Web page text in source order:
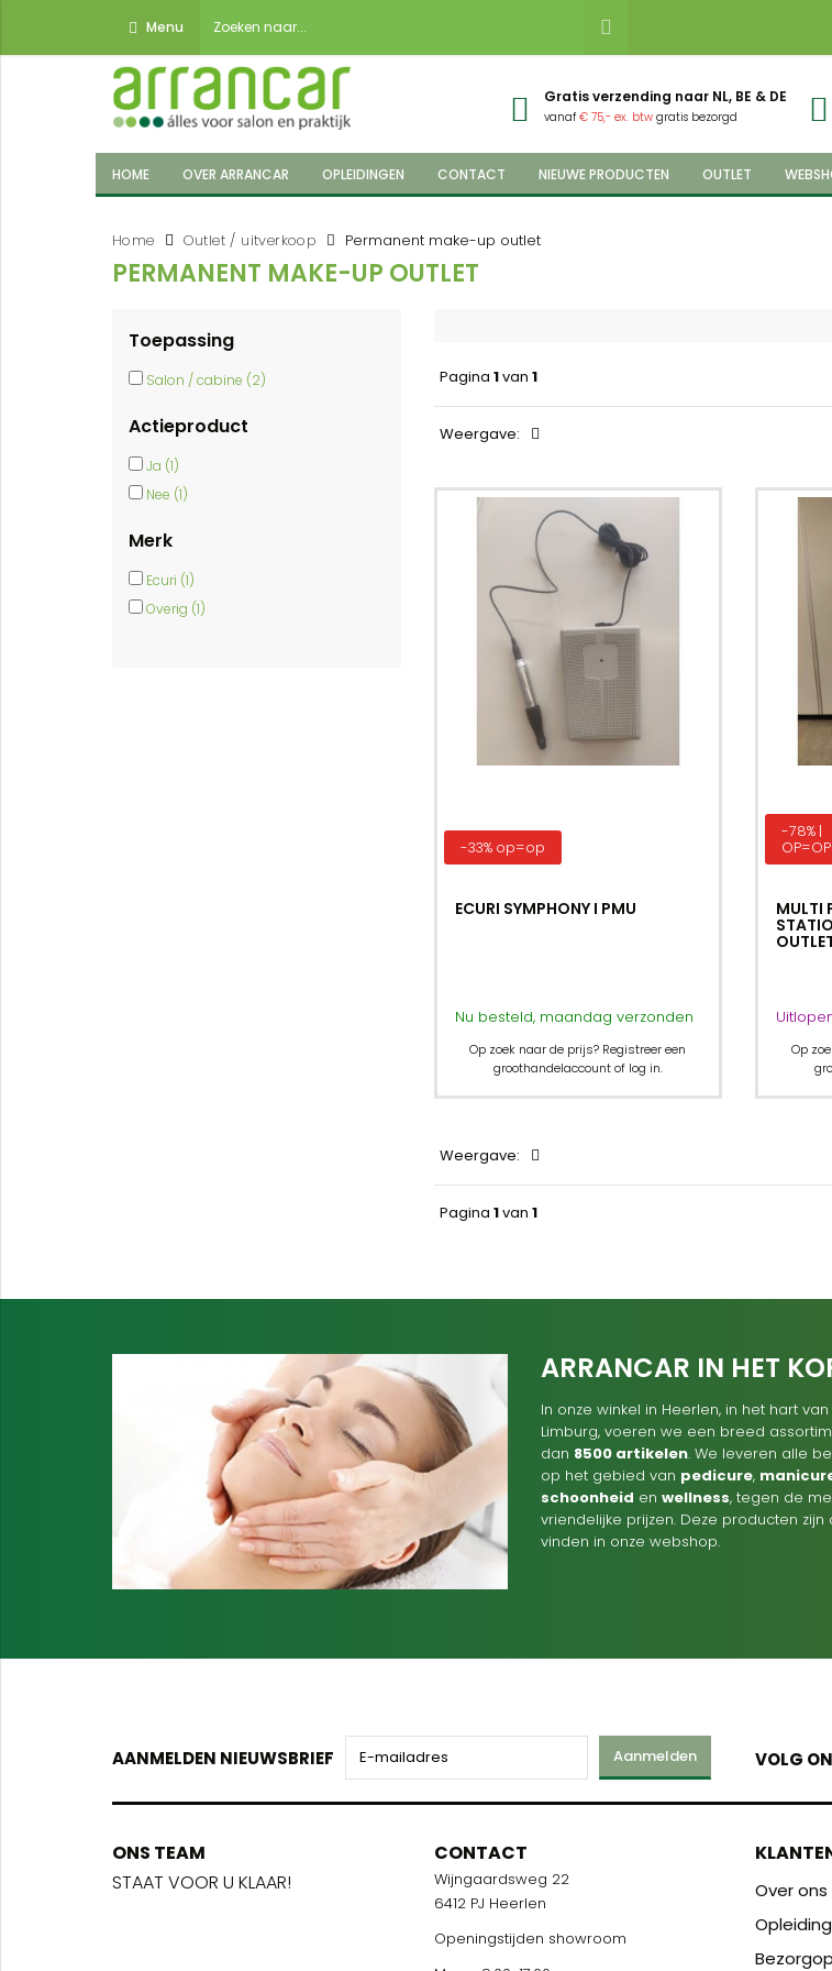
Menu
Gratis verzending naar NL, BE & DE
vanaf€ 75,- ex. btw gratis bezorgd
HOME OVER ARRANCAR OPLEIDINGEN CONTACT NIEUWE PRODUCTEN OUTLET
Home Outlet / uitverkoop Permanent make-up outlet
PERMANENT MAKE-UP OUTLET
Toepassing
Salon / cabine (2)
Actieproduct
Ja (1)
Nee (1)
Merk
Ecuri (1)
Overig (1)
Pagina 1van 1
Weergave:
-33% op=op
ECURI SYMPHONY I PMU
Nu besteld, maandag verzonden
Op zoek naar de prijs? Registreer een
groothandelaccount of log in.
-78% |
OP=OP
MULTI
Op
Weergave:
Pagina 1van 1
ARRANCAR IN HET
In onze winkel in Heerlen, in het hart van
Limburg, voeren we een breed
dan 8500 artikelen. We leveren alle
op het gebied van pedicure,
schoonheid en wellness, tegen de
vriendelijke prijzen. Deze producten zijn
vinden in onze webshop.
AANMELDEN NIEUWSBRIEF Aanmelden VOLG
ONS TEAM
STAAT VOOR U KLAAR!
ONS TEAM
STAAT VOOR U KLAAR!
ONS TEAM
STAAT VOOR U
CONTACT
Wijngaardsweg 22
6412 PJ Heerlen
Openingstijden showroom
Over ons